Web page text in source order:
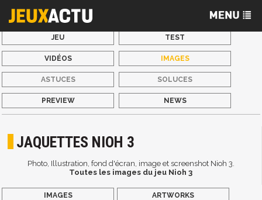
JEU TEST
VIDÉOS IMAGES
ASTUCES SOLUCES
PREVIEW NEWS
JAQUETTES NIOH 3
Photo, Illustration, fond d'écran, image et screenshot Nioh 3.
Toutes les images du jeu Nioh 3
IMAGES ARTWORKS